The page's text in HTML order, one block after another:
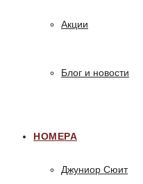
Акции
Блог и новости
НОМЕРА
Джуниор Сюит